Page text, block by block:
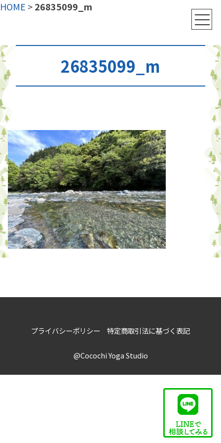
HOME >26835099_m
26835099_m
プライバシーポリシー 特定商取引法に基づく表記
@Cocochi Yoga Studio